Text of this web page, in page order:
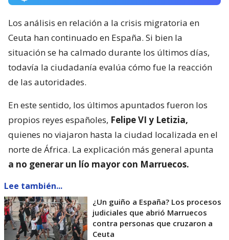
Los análisis en relación a la crisis migratoria en
Ceuta han continuado en España. Si bien la
situación se ha calmado durante los últimos días,
todavía la ciudadanía evalúa cómo fue la reacción
de las autoridades.
En este sentido, los últimos apuntados fueron los
propios reyes españoles, Felipe VI y Letizia,
quienes no viajaron hasta la ciudad localizada en el
norte de África. La explicación más general apunta
a no generar un lío mayor con Marruecos.
Lee también...
¿Un guiño a España? Los procesos
judiciales que abrió Marruecos
contra personas que cruzaron a
Ceuta